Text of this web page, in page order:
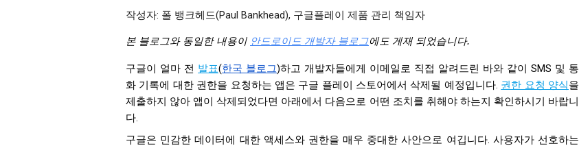
작성자: 폴 뱅크헤드(Paul Bankhead), 구글플레이 제품 관리 책임자
본 블로그와 동일한 내용이 안드로이드 개발자 블로그에도 게재 되었습니다.
구글이 얼마 전 발표(한국 블로그)하고 개발자들에게 이메일로 직접 알려드린 바와 같이 SMS 및 통
화 기록에 대한 권한을 요청하는 앱은 구글 플레이 스토어에서 삭제될 예정입니다. 권한 요청 양식을
제출하지 않아 앱이 삭제되었다면 아래에서 다음으로 어떤 조치를 취해야 하는지 확인하시기 바랍니
다.
구글은 민감한 데이터에 대한 액세스와 권한을 매우 중대한 사안으로 여깁니다. 사용자가 선호하는